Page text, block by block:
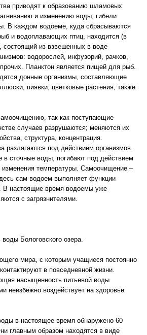
приводят к образованию шламовых
и изменению воды, гибели
В каждом водоеме, куда сбрасываются
и водоплавающих птиц, находится (в
состоящий из взвешенных в воде
водорослей, инфузорий, рачков,
Планктон является пищей для рыб.
донные организмы, составляющие
пиявки, цветковые растения, также
так как поступающие
случаев разрушаются; меняются их
структура, концентрация.
разлагаются под действием организмов.
в сточные воды, погибают под действием
температуры. Самоочищение –
сам водоем выполняет функции
В настоящие время водоемы уже
с загрязнителями.
Бологовского озера.
мира, с которым учащиеся постоянно
в повседневной жизни.
насыщенность питьевой воды
неизбежно воздействует на здоровье
в настоящее время обнаружено 60
главным образом находятся в виде